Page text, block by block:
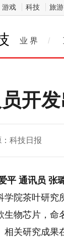
游戏 科技 旅游
业 界 /
开
科技日报
平 通讯员 张
学院茶叶研究
生物芯片，
关研究成果